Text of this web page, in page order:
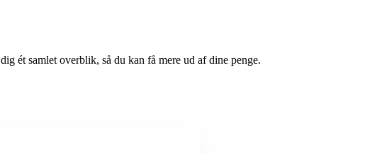
ét samlet overblik, så du kan få mere ud af dine penge.